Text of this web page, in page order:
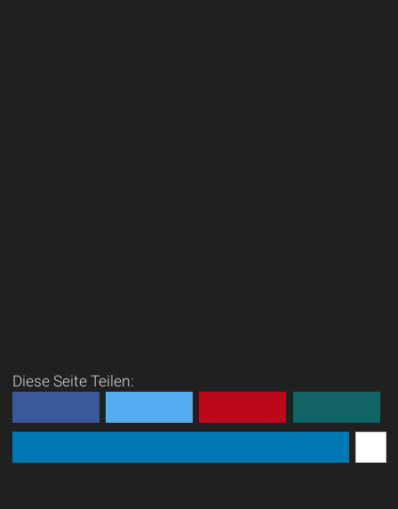
Diese Seite Teilen: